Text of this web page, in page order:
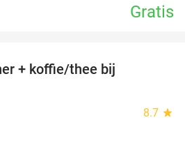
Gratis
+ koffie/thee bij
8.7 star